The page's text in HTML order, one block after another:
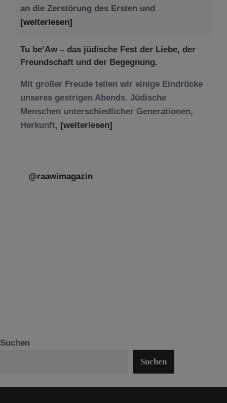
an die Zerstörung des Ersten und
[weiterlesen]
Tu be’Aw – das jüdische Fest der Liebe, der
Freundschaft und der Begegnung.
Mit großer Freude teilen wir einige Eindrücke
unseres gestrigen Abends. Jüdische
Menschen unterschiedlicher Generationen,
Herkunft, [weiterlesen]
@raawimagazin
Suchen
Suchen